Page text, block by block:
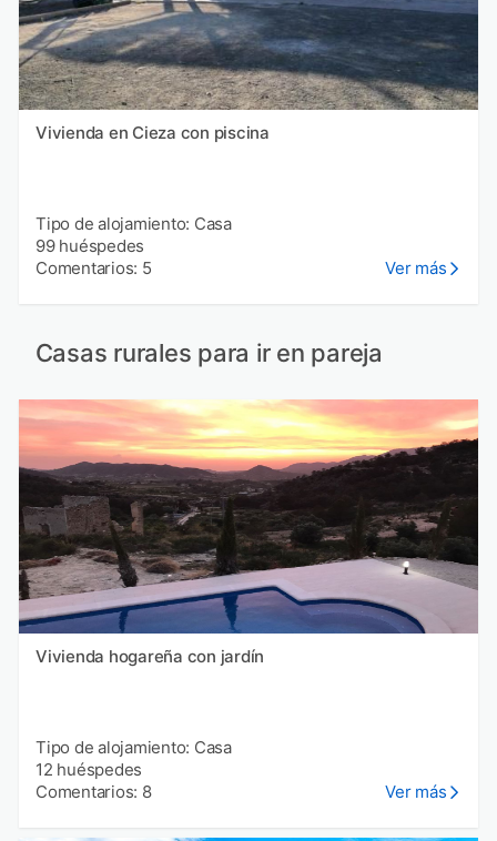
Vivienda en Cieza con piscina
Tipo de alojamiento: Casa
99 huéspedes
Comentarios: 5
Ver más
Casas rurales para ir en pareja
Vivienda hogareña con jardín
Tipo de alojamiento: Casa
12 huéspedes
Comentarios: 8
Ver más